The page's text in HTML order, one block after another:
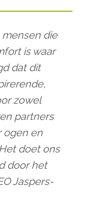
die
is waar
dat dit
zowel
partners
ogen en
doet ons
door het
Jaspers-